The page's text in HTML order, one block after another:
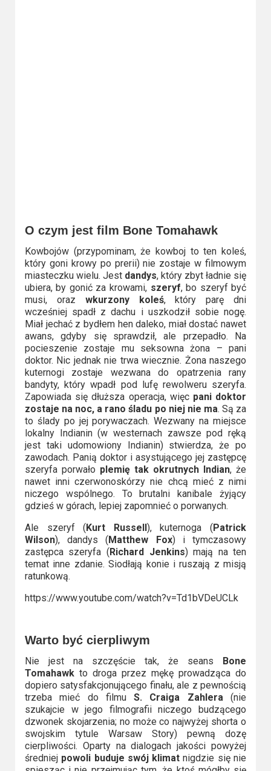
O czym jest film Bone Tomahawk
Kowbojów (przypominam, że kowboj to ten koleś,
który goni krowy po prerii) nie zostaje w filmowym
miasteczku wielu. Jest dandys, który zbyt ładnie się
ubiera, by gonić za krowami, szeryf, bo szeryf być
musi, oraz wkurzony koleś, który parę dni
wcześniej spadł z dachu i uszkodził sobie nogę.
Miał jechać z bydłem hen daleko, miał dostać nawet
awans, gdyby się sprawdził, ale przepadło. Na
pocieszenie zostaje mu seksowna żona – pani
doktor. Nic jednak nie trwa wiecznie. Żona naszego
kuternogi zostaje wezwana do opatrzenia rany
bandyty, który wpadł pod lufę rewolweru szeryfa.
Zapowiada się dłuższa operacja, więc pani doktor
zostaje na noc, a rano śladu po niej nie ma. Są za
to ślady po jej porywaczach. Wezwany na miejsce
lokalny Indianin (w westernach zawsze pod ręką
jest taki udomowiony Indianin) stwierdza, że po
zawodach. Panią doktor i asystującego jej zastępcę
szeryfa porwało plemię tak okrutnych Indian, że
nawet inni czerwonoskórzy nie chcą mieć z nimi
niczego wspólnego. To brutalni kanibale żyjący
gdzieś w górach, lepiej zapomnieć o porwanych.
Ale szeryf (Kurt Russell), kuternoga (Patrick
Wilson), dandys (Matthew Fox) i tymczasowy
zastępca szeryfa (Richard Jenkins) mają na ten
temat inne zdanie. Siodłają konie i ruszają z misją
ratunkową.
https://www.youtube.com/watch?v=Td1bVDeUCLk
Warto być cierpliwym
Nie jest na szczęście tak, że seans Bone
Tomahawkto droga przez mękę prowadząca do
dopiero satysfakcjonującego finału, ale z pewnością
trzeba mieć do filmuS. Craiga Zahlera (nie
szukajcie w jego filmografii niczego budzącego
dzwonek skojarzenia; no może co najwyżej shorta o
swojskim tytule Warsaw Story) pewną dozę
cierpliwości. Oparty na dialogach jakości powyżej
średniej powoli buduje swój klimat nigdzie się nie